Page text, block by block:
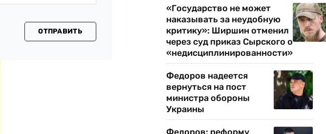
ОТПРАВИТЬ
«Государство не может
наказывать за неудобную
критику»: Ширшин отменил
через суд приказ Сырского о
«недисциплинированности»
Федоров надеется
вернуться на пост
министра обороны
Украины